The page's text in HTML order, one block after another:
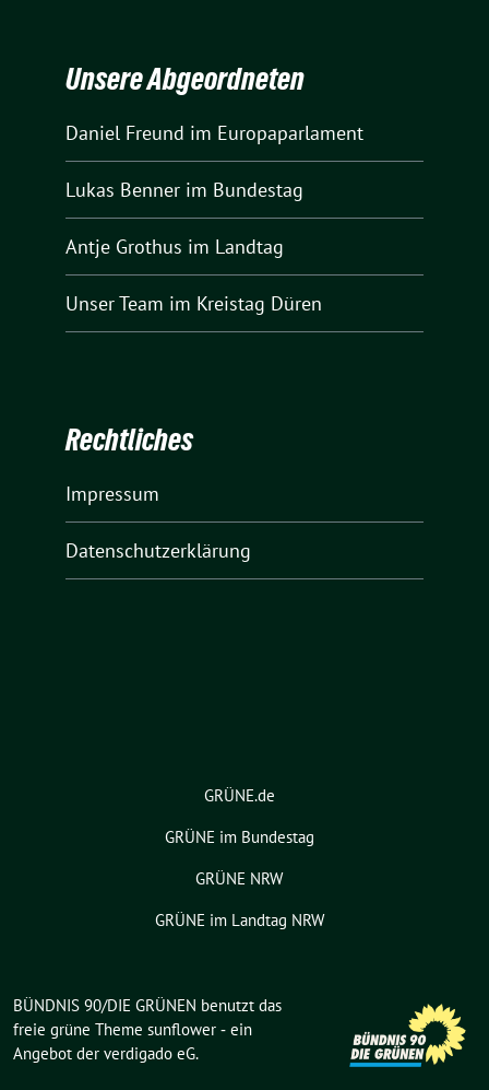
Unsere Abgeordneten
Daniel Freund im Europaparlament
Lukas Benner im Bundestag
Antje Grothus im Landtag
Unser Team im Kreistag Düren
Rechtliches
Impressum
Datenschutzerklärung
GRÜNE.de
GRÜNE im Bundestag
GRÜNE NRW
GRÜNE im Landtag NRW
BÜNDNIS 90/DIE GRÜNEN benutzt das
freie grüne Theme sunflower ‐ ein
Angebot der verdigado eG.